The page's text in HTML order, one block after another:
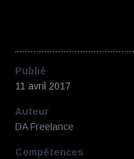
Publié
11 avril 2017
Auteur
DA Freelance
Compétences